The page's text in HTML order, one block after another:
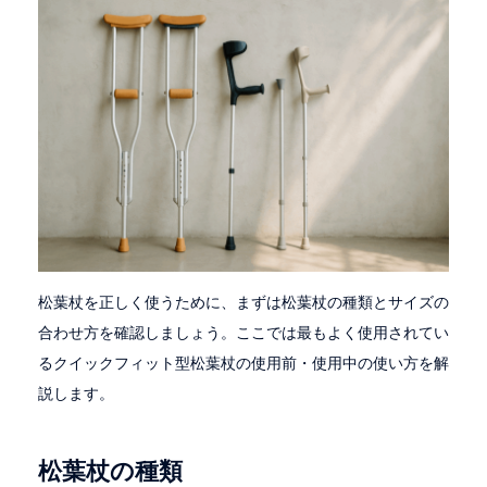
松葉杖を正しく使うために、まずは松葉杖の種類とサイズの
合わせ方を確認しましょう。ここでは最もよく使用されてい
るクイックフィット型松葉杖の使用前・使用中の使い方を解
説します。
松葉杖の種類